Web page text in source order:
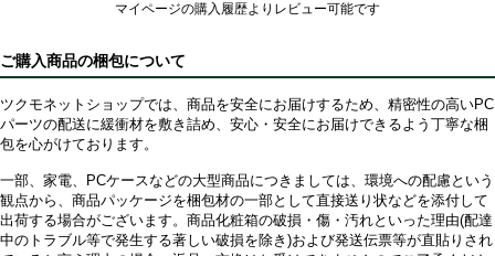
マイページの購入履歴よりレビュー可能です
ご購入商品の梱包について
ツクモネットショップでは、商品を安全にお届けするため、精密性の高いPC
パーツの配送に緩衝材を敷き詰め、安心・安全にお届けできるよう丁寧な梱
包を心がけております。
一部、家電、PCケースなどの大型商品につきましては、環境への配慮という
観点から、商品パッケージを梱包材の一部として直接送り状などを添付して
出荷する場合がございます。商品化粧箱の破損・傷・汚れといった理由(配達
中のトラブル等で発生する著しい破損を除き)および発送伝票等が直貼りされ